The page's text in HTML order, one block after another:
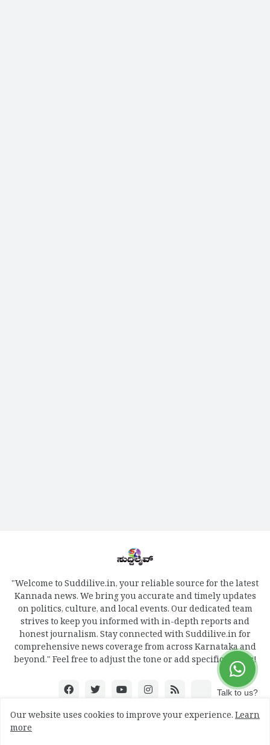
"Welcome to Suddilive.in, your reliable source for the latest
Kannada news. We bring you accurate and timely updates
on politics, culture, and local events. Our dedicated team
strives to keep you informed with in-depth reports and
honest journalism. Stay connected with Suddilive.in for
comprehensive news coverage from across Karnataka and
beyond." Feel free to adjust the tone or add specific details!
Our website uses cookies to improve your experience.Learn
more
Talk to us?